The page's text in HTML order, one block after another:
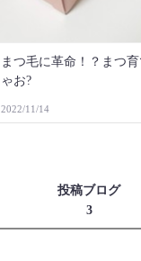
まつ毛に革命！？まつ
ゃお?
2022/11/14
投稿ブログ
3